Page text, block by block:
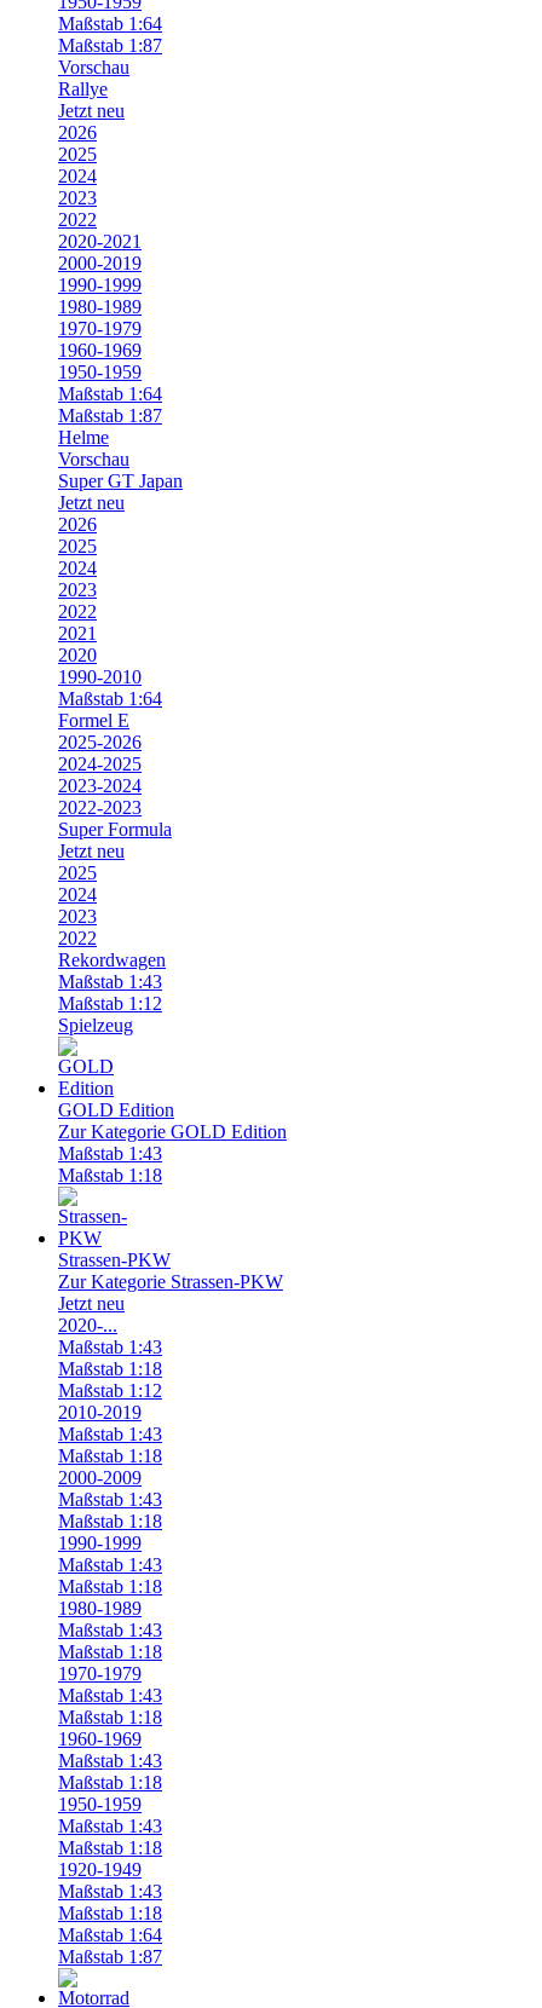
Maßstab 1:64
Maßstab 1:87
Vorschau
Rallye
Jetzt neu
2026
2025
2024
2023
2022
2020-2021
2000-2019
1990-1999
1980-1989
1970-1979
1960-1969
1950-1959
Maßstab 1:64
Maßstab 1:87
Helme
Vorschau
Super GT Japan
Jetzt neu
2026
2025
2024
2023
2022
2021
2020
1990-2010
Maßstab 1:64
Formel E
2025-2026
2024-2025
2023-2024
2022-2023
Super Formula
Jetzt neu
2025
2024
2023
2022
Rekordwagen
Maßstab 1:43
Maßstab 1:12
Spielzeug
GOLD Edition
Zur Kategorie GOLD Edition
Maßstab 1:43
Maßstab 1:18
Strassen-PKW
Zur Kategorie Strassen-PKW
Jetzt neu
2020-...
Maßstab 1:43
Maßstab 1:18
Maßstab 1:12
2010-2019
Maßstab 1:43
Maßstab 1:18
2000-2009
Maßstab 1:43
Maßstab 1:18
1990-1999
Maßstab 1:43
Maßstab 1:18
1980-1989
Maßstab 1:43
Maßstab 1:18
1970-1979
Maßstab 1:43
Maßstab 1:18
1960-1969
Maßstab 1:43
Maßstab 1:18
1950-1959
Maßstab 1:43
Maßstab 1:18
1920-1949
Maßstab 1:43
Maßstab 1:18
Maßstab 1:64
Maßstab 1:87